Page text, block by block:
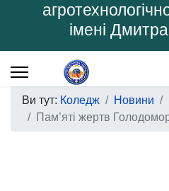
імені
Ви тут: Коледж Новини
Пам’яті жертв